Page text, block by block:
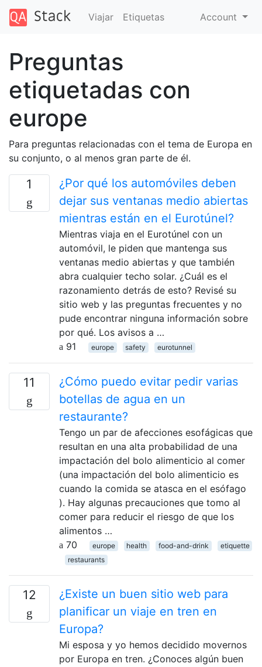
Viajar Etiquetas Account
Preguntas
etiquetadas con
europe
Para preguntas relacionadas con el tema de Europa en
su conjunto, o al menos gran parte de él.
1
¿Por qué los automóviles deben
dejar sus ventanas medio abiertas
mientras están en el Eurotúnel?
Mientras viaja en el Eurotúnel con un
automóvil, le piden que mantenga sus
ventanas medio abiertas y que también
abra cualquier techo solar. ¿Cuál es el
razonamiento detrás de esto? Revisé su
sitio web y las preguntas frecuentes y no
pude encontrar ninguna información sobre
por qué. Los avisos a …
91
europe safety eurotunnel
11
¿Cómo puedo evitar pedir varias
botellas de agua en un
restaurante?
Tengo un par de afecciones esofágicas que
resultan en una alta probabilidad de una
impactación del bolo alimenticio al comer
(una impactación del bolo alimenticio es
cuando la comida se atasca en el esófago
). Hay algunas precauciones que tomo al
comer para reducir el riesgo de que los
alimentos …
70
europe health food-and-drink
etiquette
restaurants
12
¿Existe un buen sitio web para
planificar un viaje en tren en
Europa?
Mi esposa y yo hemos decidido movernos
por Europa en tren. ¿Conoces algún buen